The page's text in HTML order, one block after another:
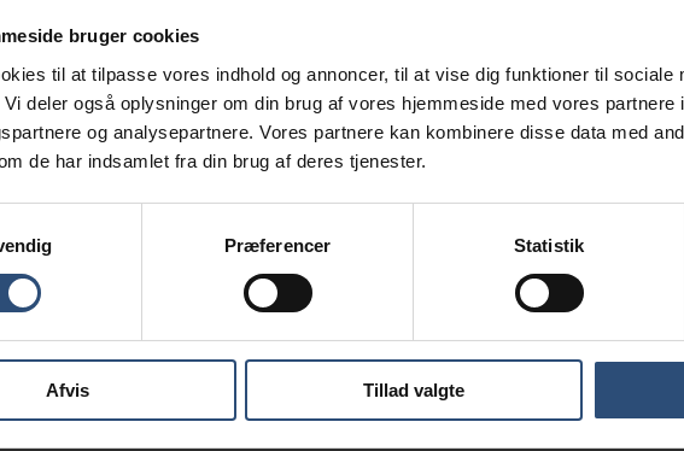
bruger cookies
til at tilpasse vores indhold og annoncer, til at vise dig funktioner til sociale
deler også oplysninger om din brug af vores hjemmeside med vores partnere
og analysepartnere. Vores partnere kan kombinere disse data med
de har indsamlet fra din brug af deres tjenester.
Præferencer Statistik
Afvis Tillad valgte
Forberedelse af
I denne forening
fra de respektive
gøre, fordi hver
selvstændigt kabel
kender det fra
Foreningens
blev stemt
reducerede